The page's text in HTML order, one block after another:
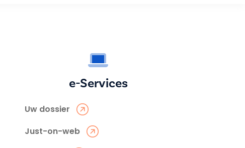
e-Services
Uw dossier
Just-on-web